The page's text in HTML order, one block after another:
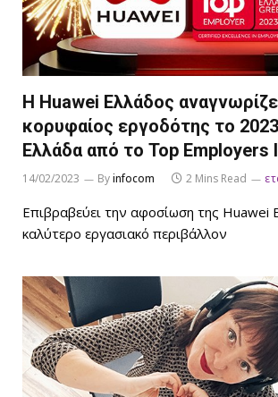
Η Huawei Ελλάδος
κορυφαίος εργοδότης το
Ελλάδα από το Top Employers
14/02/2023 Byinfocom 2 Mins Read
Επιβραβεύει την αφοσίωση της Huawei
καλύτερο εργασιακό περιβάλλον